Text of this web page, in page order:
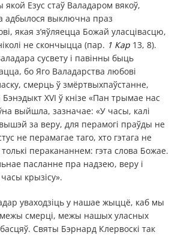
Езус стаў Валадаром вякоў,
адбылося выключна праз
якая з’яўляецца Божай уласцівасцю,
не скончыцца (пар. 1 Кар 13, 8).
сусвету і павінны быць
бо Яго Валадарства любові
смерць ў змёртвыхпаўстанне,
XVI ў кнізе «Пан трымае нас
выйшла, зазначае: «У часы, калі
за веру, для перамогі праўды не
не перамагае таго, хто гэтага не
перакананнем: гэта слова Божае.
пасланне пра надзею, веру і
крызісу».
уваходзіць у нашае жыццё, каб мы
межы смерці, межы нашых уласных
Святы Бэрнард Клервоскі так